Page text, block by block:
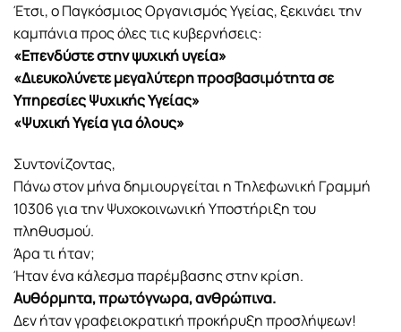
Έτσι, ο Παγκόσμιος Οργανισμός Υγείας, ξεκινάει την
καμπάνια προς όλες τις κυβερνήσεις:
«Επενδύστε στην ψυχική υγεία»
«Διευκολύνετε μεγαλύτερη προσβασιμότητα σε
Υπηρεσίες Ψυχικής Υγείας»
«Ψυχική Υγεία για όλους»
Συντονίζοντας,
Πάνω στον μήνα δημιουργείται η Τηλεφωνική Γραμμή
10306 για την Ψυχοκοινωνική Υποστήριξη του
πληθυσμού.
Άρα τι ήταν;
Ήταν ένα κάλεσμα παρέμβασης στην κρίση.
Αυθόρμητα, πρωτόγνωρα, ανθρώπινα.
Δεν ήταν γραφειοκρατική προκήρυξη προσλήψεων!